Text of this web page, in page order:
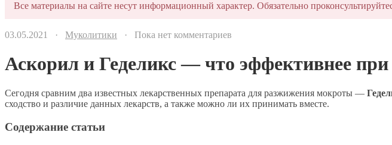
Все материалы на сайте несут информационный характер. Обязательно
03.05.2021 · Муколитики · Пока нет комментариев
Аскорил и Геделикс — что эффективнее
Сегодня сравним два известных лекарственных препарата для разжижения мокроты —
сходство и различие данных лекарств, а также можно ли их принимать вместе.
Содержание статьи